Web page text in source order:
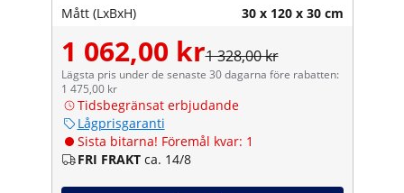
Mått (LxBxH) 30 x 120 x 30 cm
1 062,00 kr1 328,00 kr
Lägsta pris under de senaste 30 dagarna före rabatten:
1 475,00 kr
Tidsbegränsat erbjudande
Lågprisgaranti
Sista bitarna! Föremål kvar: 1
FRI FRAKT ca. 14/8